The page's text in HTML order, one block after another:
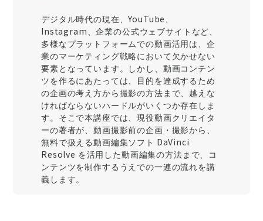
デジタル時代の現在、YouTube、
Instagram、企業の公式ウェブサイトなど、
多様なプラットフォームでの動画活用は、企
業のマーケティング戦略において欠かせない
要素となっています。しかし、動画コンテン
ツを作るにあたっては、目的を達成するため
の企画の考え方から撮影の方法まで、越えな
ければならないハードルがいくつか存在しま
す。そこで本講座では、現役動画クリエイタ
ーの著者が、動画撮影前の企画・撮影から、
無料で扱える動画編集ソフト DaVinci
Resolve を活用した動画編集の方法まで、コ
ンテンツを制作するうえでの一連の流れを講
義します。